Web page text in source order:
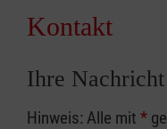
Kontakt
Ihre
Hinweis: Alle mit *